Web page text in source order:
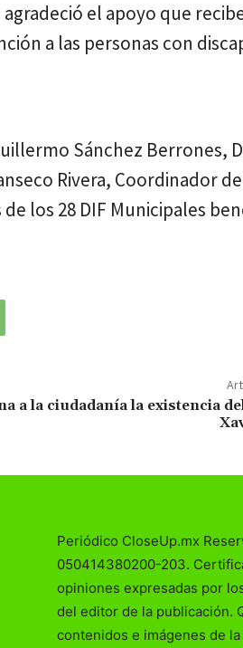
el apoyo que
a las personas con
Sánchez Berrones,
Rivera, Coordinador
los 28 DIF Municipales
a la ciudadanía la existencia
Periódico CloseUp.mx
050414380200-203.
opiniones expresadas por
del editor de la publicación.
contenidos e imágenes de